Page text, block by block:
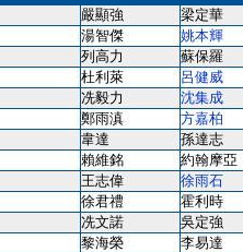
嚴顯強 梁定華
湯智傑 姚本輝
列高力 蘇保羅
杜利萊 呂健威
冼毅力 沈集成
鄭雨滇 方嘉柏
韋達 孫達志
賴維銘 約翰摩亞
王志偉 徐雨石
徐君禮 霍利時
冼文諾 吳定強
黎海榮 李易達